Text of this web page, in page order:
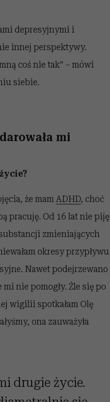
depresyjnymi i
innej perspektywy.
coś nie tak” – mówi
siebie.
mi
że mam ADHD, choć
pracuję. Od 16 lat nie piję
zmieniających
okresy przypływu
Nawet podejrzewano
mi nie pomogły. Źle się po
wigilii spotkałam Olę
ona zauważyła
drugie życie.